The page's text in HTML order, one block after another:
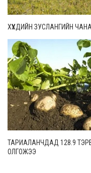
ХҮҮХДИЙН ЗУСЛАНГИЙН
ТАРИАЛАНЧДАД 128.9
ОЛГОЖЭЭ